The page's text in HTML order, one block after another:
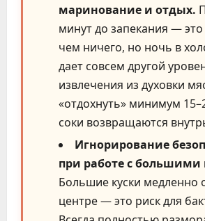
маринование и отдых.
минут до запекания —
чем ничего, но ночь в
дает совсем другой
извлечения из духовки
«отдохнуть» минимум
соки возвращаются
Игнорирование
при работе с большими
Большие куски медленно
центре — это риск для